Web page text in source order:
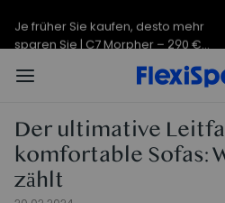
sparen Sie | C7 Morpher – 290 €
Rabatt
Der ultimative
komfortable Sofas:
zählt